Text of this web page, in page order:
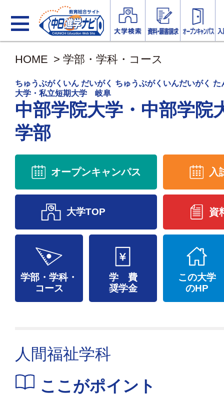
HOME > 学部・学科・コース
ちゅうぶがくいん だいがく ちゅうぶがくいんだいがく
大学・私立短期大学 岐阜
中部学院大学・中部学院
学部
オープンキャンパス 入
資
大学TOP
学部・学科・
コース
学 費
奨学金
この大学
のHP
人間福祉学科
ここがポイント